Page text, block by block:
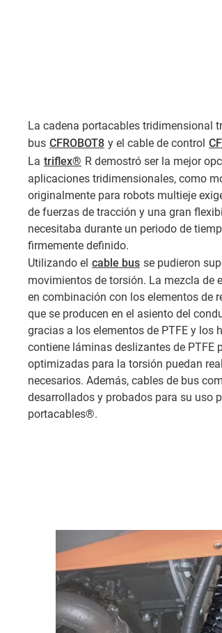
La cadena portacables tridimensional
bus CFROBOT8 y el cable de control
La triflex® R demostró ser la mejor
aplicaciones tridimensionales, como
originalmente para robots multieje
de fuerzas de tracción y una gran
necesitaba durante un periodo de
firmemente definido.
Utilizando el cable bus se pudieron
movimientos de torsión. La mezcla de
en combinación con los elementos de
que se producen en el asiento del
gracias a los elementos de PTFE y
contiene láminas deslizantes de
optimizadas para la torsión puedan
necesarios. Además, cables de bus
desarrollados y probados para su uso
portacables®.